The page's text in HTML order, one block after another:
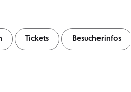
Tickets Besucherinfos